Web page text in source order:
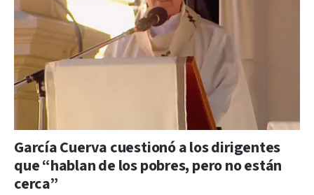
García Cuerva cuestionó a los dirigentes
que “hablan de los pobres, pero no están
cerca”